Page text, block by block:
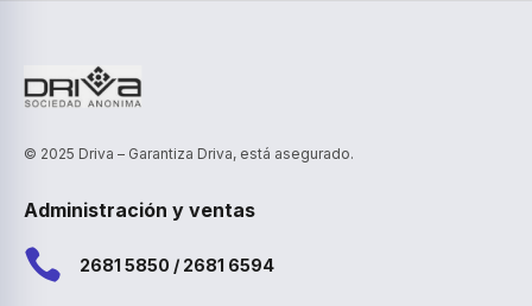
© 2025 Driva – Garantiza Driva, está asegurado.
Administración y ventas
 2681 5850 / 2681 6594